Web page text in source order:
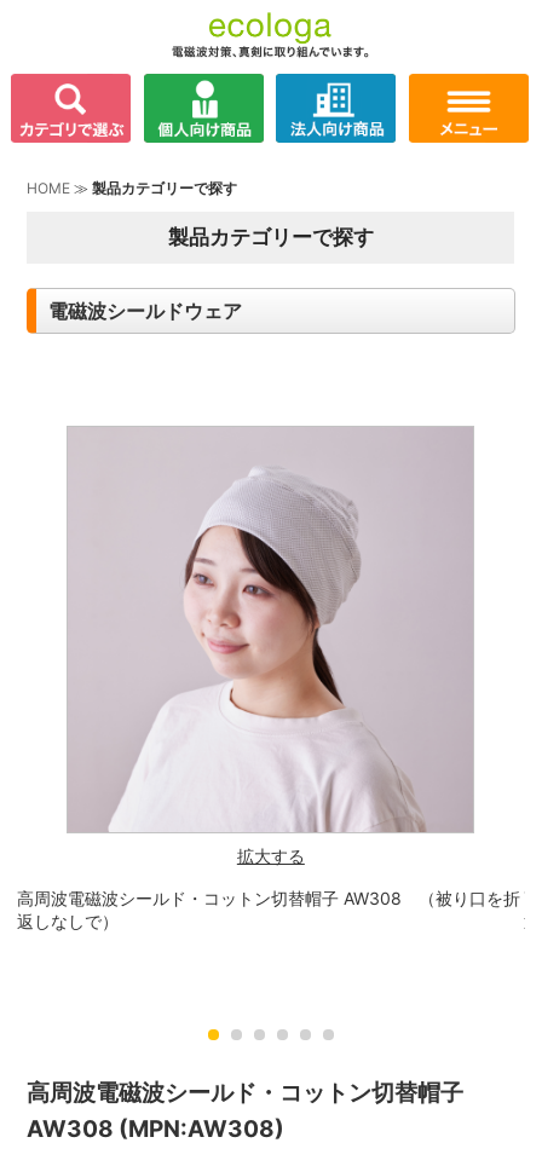
HOME ≫製品カテゴリーで探す
製品カテゴリーで探す
電磁波シールドウェア
拡大する
高周波電磁波シールド・コットン切替帽子 AW308 （被り口を折
返しなしで）
高周波電磁波シールド・コットン切替帽子
AW308 (MPN:AW308)